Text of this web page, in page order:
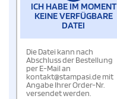
ICH HABE IM MOMENT
KEINE VERFÜGBARE
DATEI
Die Datei kann nach
Abschluss der Bestellung
per E-Mail an
kontakt@stampasi.de mit
Angabe Ihrer Order-Nr.
versendet werden.